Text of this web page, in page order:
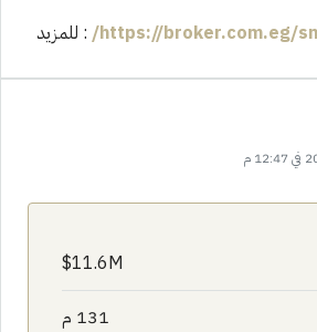
https://broker.com.eg/ : للمزيد
11.6M$
131 م